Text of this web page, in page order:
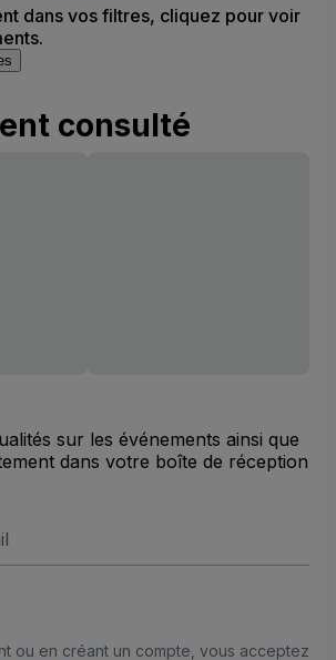
dans vos filtres, cliquez pour voir
consulté
sur les événements ainsi que
dans votre boîte de réception
ou en créant un compte, vous acceptez